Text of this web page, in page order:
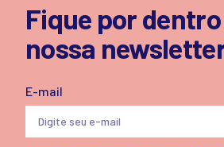
Fique por
nossa
E-mail